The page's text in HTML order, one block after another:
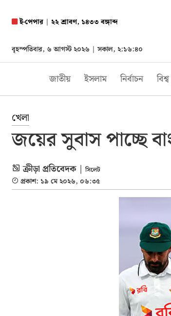
ই-পেপার| ২২ শ্রাবণ, ১৪৩৩ বঙ্গাব্দ
বৃহস্পতিবার, ৬ আগস্ট ২০২৬ |সকাল, ২:১৬:৪১
জাতীয় ইসলাম নির্বাচন বিশ্ব
খেলা
জয়ের সুবাস পাচ্ছে
ক্রীড়া প্রতিবেদক | সিলেট
প্রকাশ: ১৯ মে ২০২৬, ০৬:৩৫